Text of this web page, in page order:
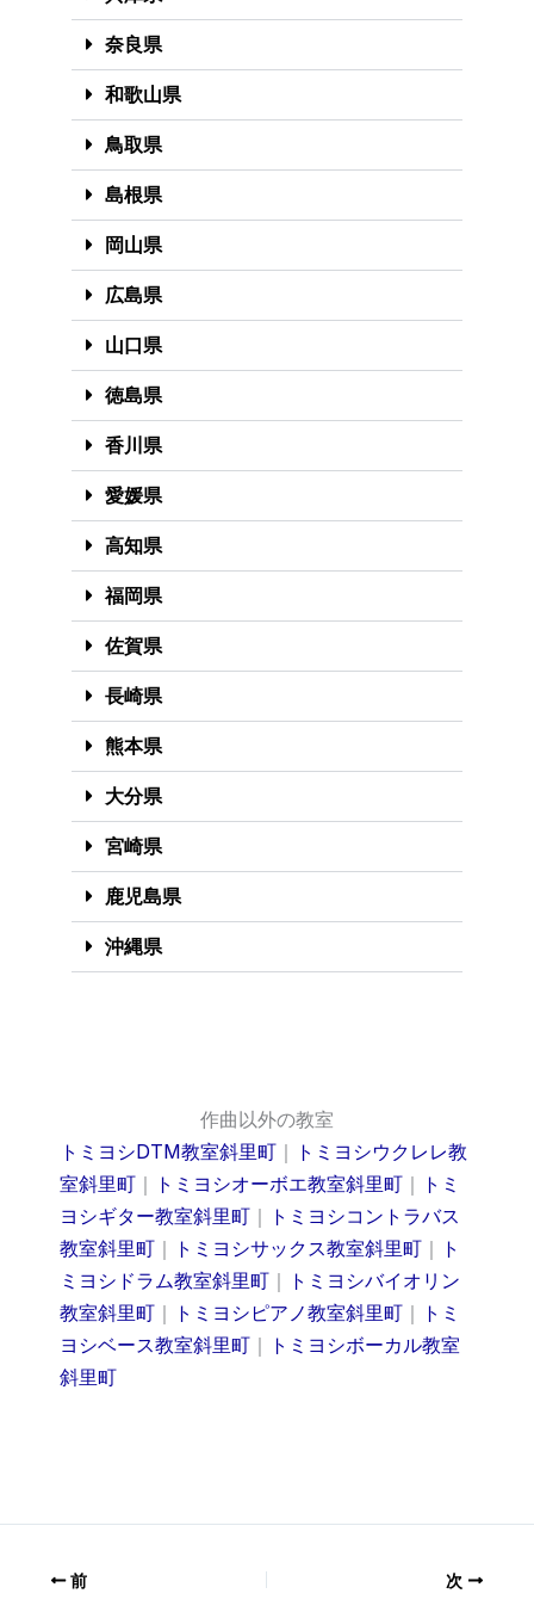
奈良県
和歌山県
鳥取県
島根県
岡山県
広島県
山口県
徳島県
香川県
愛媛県
高知県
福岡県
佐賀県
長崎県
熊本県
大分県
宮崎県
鹿児島県
沖縄県
作曲以外の教室
トミヨシDTM教室斜里町 ｜ トミヨシウクレレ教
室斜里町 ｜ トミヨシオーボエ教室斜里町 ｜ トミ
ヨシギター教室斜里町 ｜ トミヨシコントラバス
教室斜里町 ｜ トミヨシサックス教室斜里町 ｜ ト
ミヨシドラム教室斜里町 ｜ トミヨシバイオリン
教室斜里町 ｜ トミヨシピアノ教室斜里町 ｜ トミ
ヨシベース教室斜里町 ｜ トミヨシボーカル教室
斜里町
前 次